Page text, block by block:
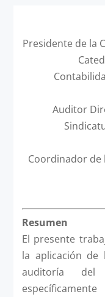
Presidente de la
Auditor
Coordinador de
Resumen
El presente
la aplicación de
auditoría del